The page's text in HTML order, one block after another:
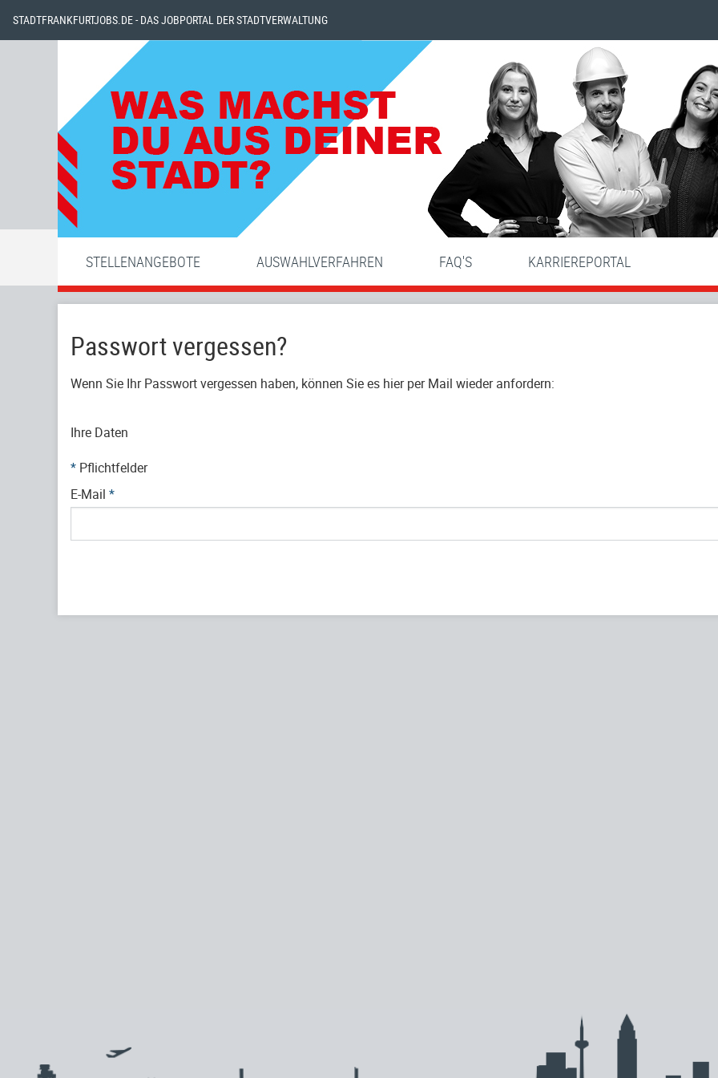
STADTFRANKFURTJOBS.DE - DAS JOBPORTAL DER STADTVERWALTUNG
STELLENANGEBOTE AUSWAHLVERFAHREN FAQ'S KARRIEREPORTAL
Passwort vergessen?
Wenn Sie Ihr Passwort vergessen haben, können Sie es hier per Mail wieder anfordern:
Ihre Daten
* Pflichtfelder
E-Mail *